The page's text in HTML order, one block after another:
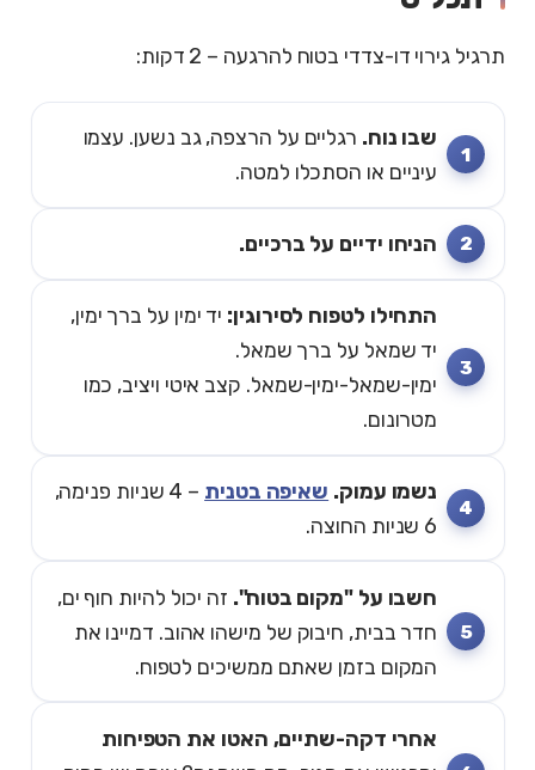
תרגיל גירוי דו-צדדי בטוח להרגעה – 2 דקות:
שבו נוח. רגליים על הרצפה, גב נשען. עצמו
עיניים או הסתכלו למטה.
הניחו ידיים על ברכיים.
התחילו לטפוח לסירוגין: יד ימין על ברך ימין,
יד שמאל על ברך שמאל.
ימין-שמאל-ימין-שמאל. קצב איטי ויציב, כמו
מטרונום.
נשמו עמוק. שאיפה בטנית
– 4 שניות פנימה,
6 שניות החוצה.
חשבו על "מקום בטוח". זה יכול להיות חוף ים,
חדר בבית, חיבוק של מישהו אהוב. דמיינו את
המקום בזמן שאתם ממשיכים לטפוח.
אחרי דקה-שתיים, האטו את הטפיחות